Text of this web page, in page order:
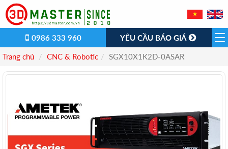
0986 333 960 YÊU CẦU BÁO GIÁ
Trang chủ CNC & Robotic SGX10X1K2D-0ASAR